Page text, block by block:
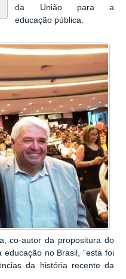
da União para a
educação pública.
co-autor da propositura do
no Brasil, “esta foi
da história recente da